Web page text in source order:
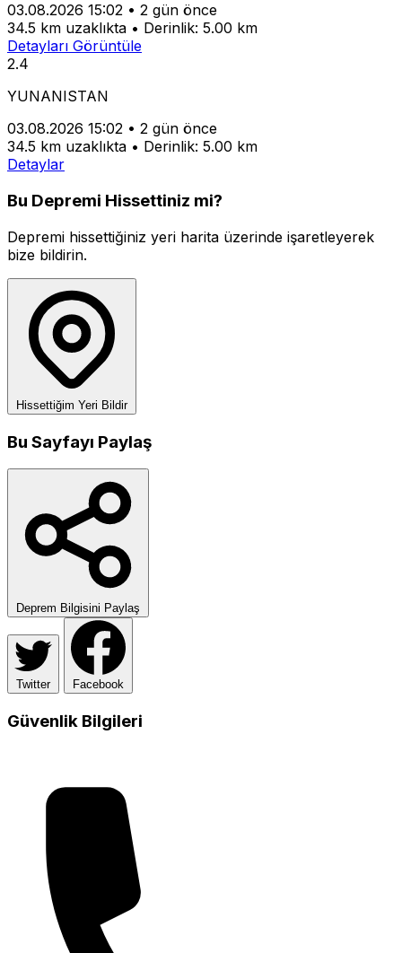
03.08.2026 15:02 • 2 gün önce
34.5 km uzaklıkta • Derinlik: 5.00 km
Detayları Görüntüle
2.4
YUNANISTAN
03.08.2026 15:02 • 2 gün önce
34.5 km uzaklıkta • Derinlik: 5.00 km
Detaylar
Bu Depremi Hissettiniz mi?
Depremi hissettiğiniz yeri harita üzerinde işaretleyerek
bize bildirin.
Hissettiğim Yeri Bildir
Bu Sayfayı Paylaş
Deprem Bilgisini Paylaş
Twitter Facebook
Güvenlik Bilgileri